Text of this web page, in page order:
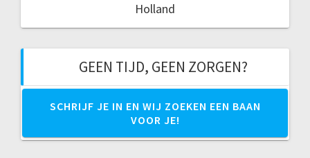
Holland
GEEN TIJD, GEEN ZORGEN?
SCHRIJF JE IN EN WIJ ZOEKEN EEN BAAN
VOOR JE!